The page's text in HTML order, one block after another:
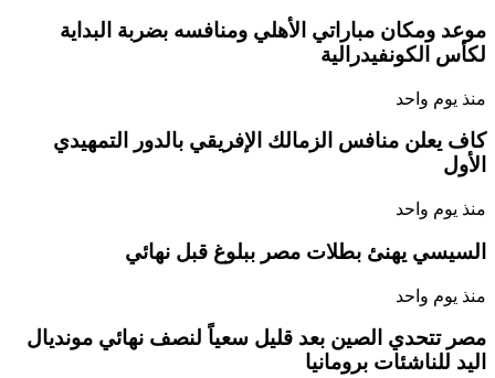
موعد ومكان مباراتي الأهلي ومنافسه بضربة البداية
لكأس الكونفيدرالية
منذ يوم واحد
كاف يعلن منافس الزمالك الإفريقي بالدور التمهيدي
الأول
منذ يوم واحد
السيسي يهنئ بطلات مصر ببلوغ قبل نهائي
منذ يوم واحد
مصر تتحدي الصين بعد قليل سعياً لنصف نهائي مونديال
اليد للناشئات برومانيا